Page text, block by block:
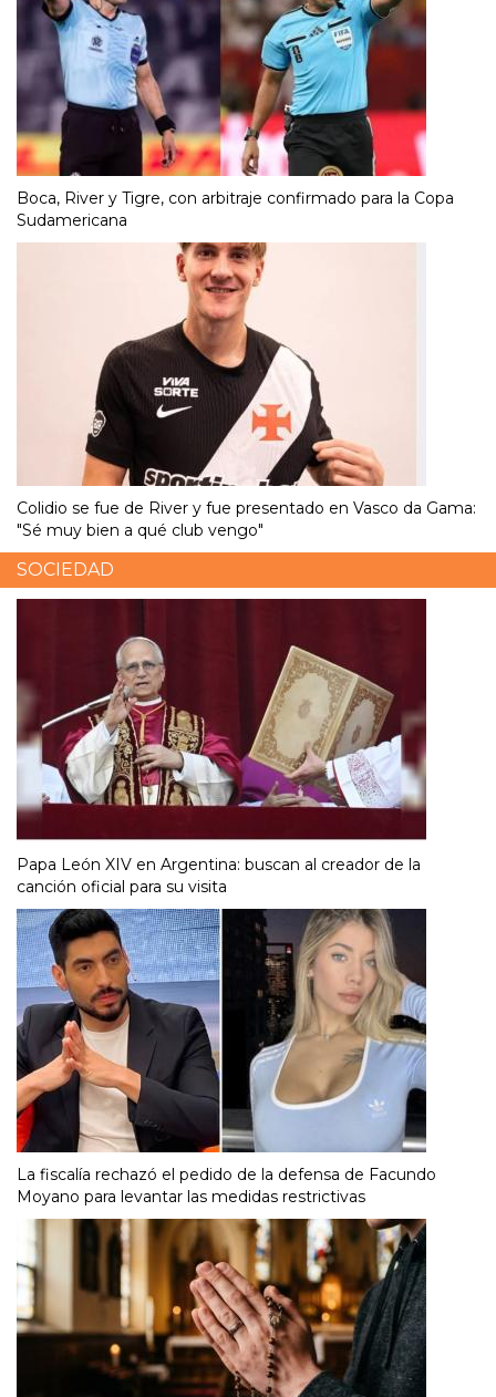
Boca, River y Tigre, con arbitraje confirmado para la Copa
Sudamericana
Colidio se fue de River y fue presentado en Vasco da Gama:
"Sé muy bien a qué club vengo"
SOCIEDAD
Papa León XIV en Argentina: buscan al creador de la
canción oficial para su visita
La fiscalía rechazó el pedido de la defensa de Facundo
Moyano para levantar las medidas restrictivas